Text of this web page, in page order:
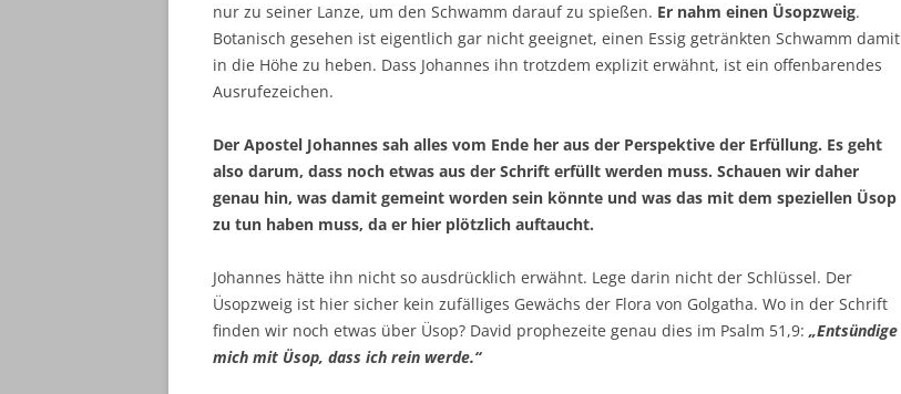
nur zu seiner Lanze, um den Schwamm darauf zu spießen. Er nahm einen Üsopzweig.
Botanisch gesehen ist eigentlich gar nicht geeignet, einen Essig getränkten Schwamm damit
in die Höhe zu heben. Dass Johannes ihn trotzdem explizit erwähnt, ist ein offenbarendes
Ausrufezeichen.
Der Apostel Johannes sah alles vom Ende her aus der Perspektive der Erfüllung. Es geht
also darum, dass noch etwas aus der Schrift erfüllt werden muss. Schauen wir daher
genau hin, was damit gemeint worden sein könnte und was das mit dem speziellen Üsop
zu tun haben muss, da er hier plötzlich auftaucht.
Johannes hätte ihn nicht so ausdrücklich erwähnt. Lege darin nicht der Schlüssel. Der
Üsopzweig ist hier sicher kein zufälliges Gewächs der Flora von Golgatha. Wo in der Schrift
finden wir noch etwas über Üsop? David prophezeite genau dies im Psalm 51,9: „Entsündige
mich mit Üsop, dass ich rein werde.“